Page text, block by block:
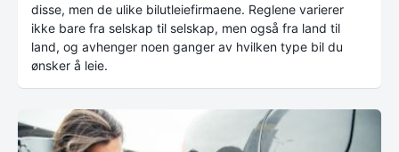
disse, men de ulike bilutleiefirmaene. Reglene varierer
ikke bare fra selskap til selskap, men også fra land til
land, og avhenger noen ganger av hvilken type bil du
ønsker å leie.